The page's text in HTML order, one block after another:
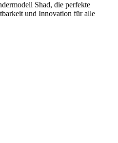
Shad, die perfekte
und Innovation für alle